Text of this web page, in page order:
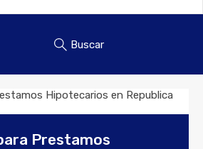
Buscar
Prestamos